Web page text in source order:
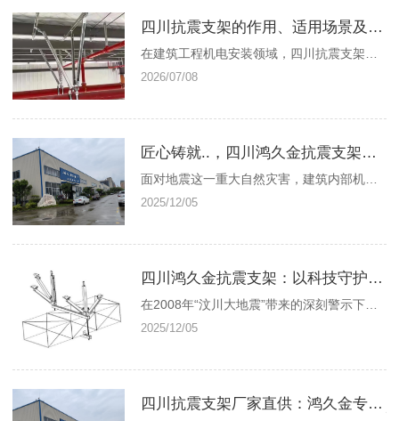
四川抗震支架的作用、适用场景及本地选型优势
2026/07/08
匠心铸就..，四川鸿久金抗震支架厂家带领机电抗震系统技术创新
面对地震这一重大自然灾害，建筑内部机电系统的稳固与否，直接关系到震后生命线的畅通与财产的..。四川鸿久金建筑工程有限公司，一家植根于四川（中国）高新示范区的..企业，长期专注于建筑机电抗震支撑系统的深度研发与产业化，是国内少数具备自主创新、自主配套服务能力并拥有国家....的抗震支撑系统高技术企业。公司的创立与发展，与
2025/12/05
四川鸿久金抗震支架：以科技守护建筑..，专业机电抗震解决方案供应商
在2008年“汶川大地震”带来的深刻警示下，建筑机电系统的抗震..性受到了国家与社会未有的高度重视。四川鸿久金建筑工程有限公司，正是在这样的背景下，于四川（中国）高新示范区应运而生的一家..企业。公司自成立以来，便致力于填补国内在建筑机电抗震领域的空白，专注于机电抗震支撑系统的研发与应用，志在通过科技力量，很大限度地降
2025/12/05
四川抗震支架厂家直供：鸿久金专注品质，提供贴心售后安装服务